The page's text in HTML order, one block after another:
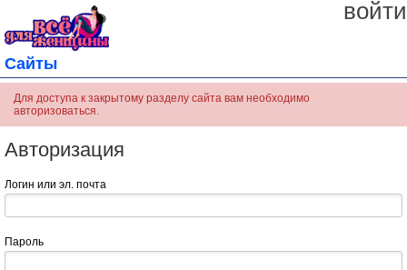
войти
Сайты
Для доступа к закрытому разделу сайта вам необходимо
авторизоваться.
Авторизация
Логин или эл. почта
Пароль